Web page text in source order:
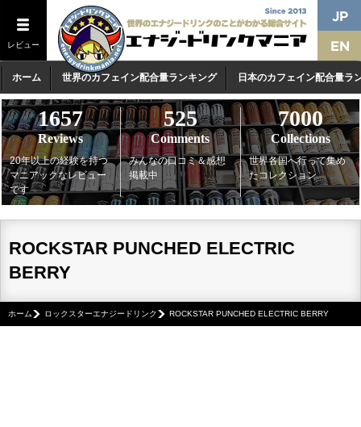
レビュー
ホーム 世界のカフェイン配合量ランキング 日本のカフェイン配合量ラ
1657
Reviews
20年以上の経験を持つ
マニアックなレビュー
です
525
Comments
みんなの口コミ＆感想
掲載中
7000
Collections
世界各国へ行って集め
たコレクション
ROCKSTAR PUNCHED ELECTRIC
BERRY
ホーム ロックスターエナジードリンク ROCKSTAR PUNCHED ELECTRIC BERRY